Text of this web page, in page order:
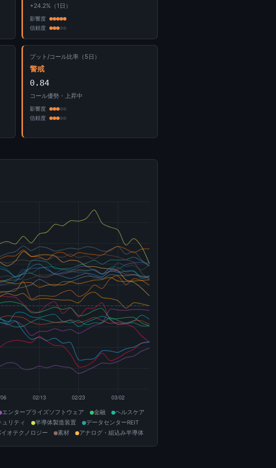
+24.2%（1日）
影響度
信頼度
プット/コール比率（5日）
警戒
0.84
コール優勢・上昇中
影響度
信頼度
エンタープライズソフトウェア 金融
ヘルスケア
リティ 半導体製造装置
データセンターREIT
オテクノロジー 素材 アナログ・組込み半導体